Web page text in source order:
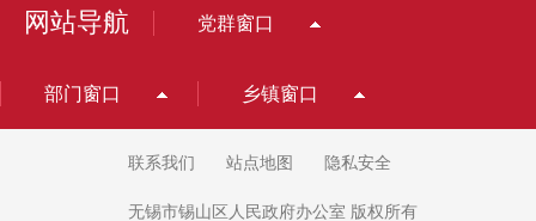
网站导航 党群窗口
部门窗口 乡镇窗口
联系我们 站点地图 隐私安全
无锡市锡山区人民政府办公室 版权所有